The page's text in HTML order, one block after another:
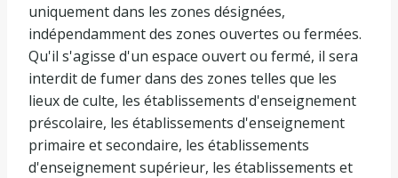
uniquement dans les zones désignées,
indépendamment des zones ouvertes ou fermées.
Qu'il s'agisse d'un espace ouvert ou fermé, il sera
interdit de fumer dans des zones telles que les
lieux de culte, les établissements d'enseignement
préscolaire, les établissements d'enseignement
primaire et secondaire, les établissements
d'enseignement supérieur, les établissements et